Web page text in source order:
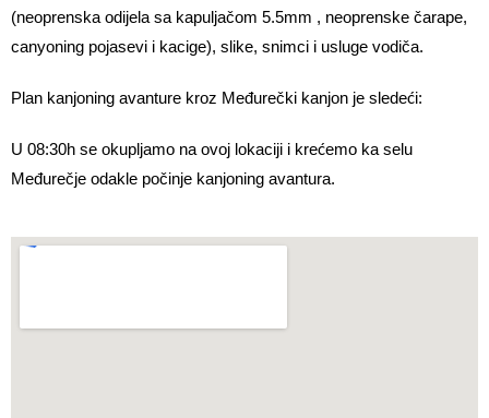
(neoprenska odijela sa kapuljačom 5.5mm , neoprenske čarape,
canyoning pojasevi i kacige), slike, snimci i usluge vodiča.
Plan kanjoning avanture kroz Međurečki kanjon je sledeći:
U 08:30h se okupljamo na ovoj lokaciji i krećemo ka selu
Međurečje odakle počinje kanjoning avantura.